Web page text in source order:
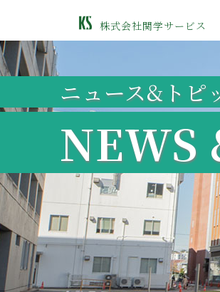
株式会社関学サービス
ニュース&トピ
NEWS